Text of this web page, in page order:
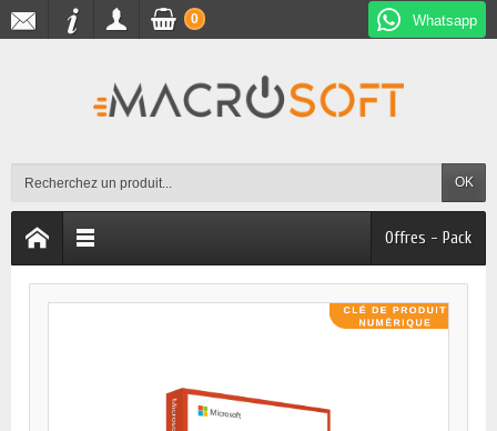
Whatsapp
OK
0
Offres - Pack